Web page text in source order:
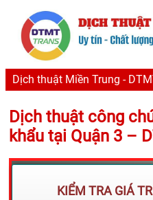
Dịch thuật Miền Trung -
Dịch thuật công
khẩu tại Quận 3 –
KIỂM TRA GIÁ